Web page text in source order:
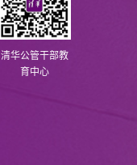
清华公管干部教
育中心